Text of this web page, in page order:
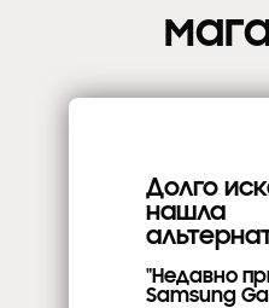
Долго
нашла
"Недавно
Samsung